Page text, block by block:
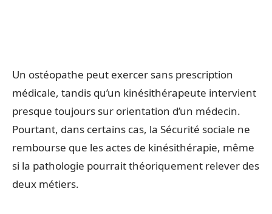
Un ostéopathe peut exercer sans prescription
médicale, tandis qu’un kinésithérapeute intervient
presque toujours sur orientation d’un médecin.
Pourtant, dans certains cas, la Sécurité sociale ne
rembourse que les actes de kinésithérapie, même
si la pathologie pourrait théoriquement relever des
deux métiers.